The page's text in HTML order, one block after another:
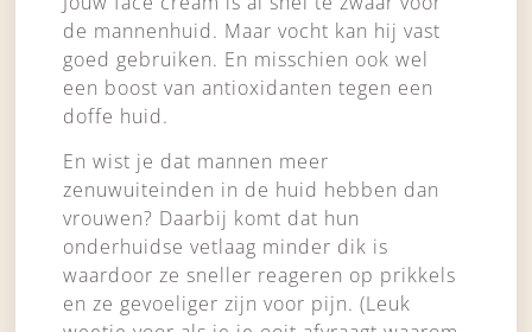
de mannenhuid. Maar vocht kan hij vast
goed gebruiken. En misschien ook wel
een boost van antioxidanten tegen een
doffe huid.
En wist je dat mannen meer
zenuwuiteinden in de huid hebben dan
vrouwen? Daarbij komt dat hun
onderhuidse vetlaag minder dik is
waardoor ze sneller reageren op prikkels
en ze gevoeliger zijn voor pijn. (Leuk